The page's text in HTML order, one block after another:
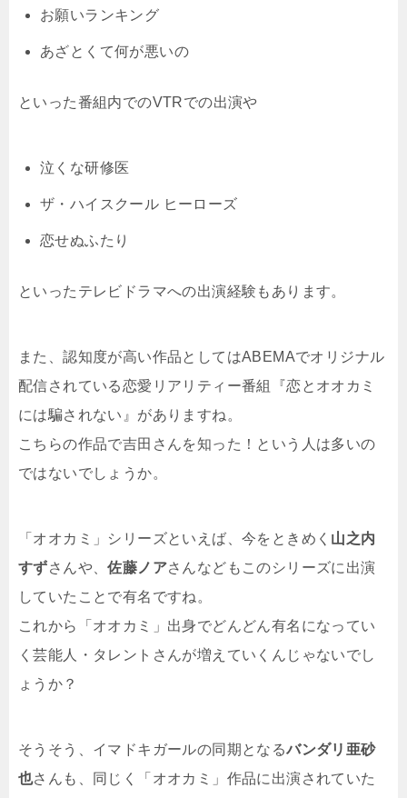
お願いランキング
あざとくて何が悪いの
といった番組内でのVTRでの出演や
泣くな研修医
ザ・ハイスクール ヒーローズ
恋せぬふたり
といったテレビドラマへの出演経験もあります。
また、認知度が高い作品としてはABEMAでオリジナル
配信されている恋愛リアリティー番組『恋とオオカミ
には騙されない』がありますね。
こちらの作品で吉田さんを知った！という人は多いの
ではないでしょうか。
「オオカミ」シリーズといえば、今をときめく 山之内
すずさんや、佐藤ノアさんなどもこのシリーズに出演
していたことで有名ですね。
これから「オオカミ」出身でどんどん有名になってい
く芸能人・タレントさんが増えていくんじゃないでし
ょうか？
そうそう、イマドキガールの同期となるバンダリ亜砂
也さんも、同じく「オオカミ」作品に出演されていた